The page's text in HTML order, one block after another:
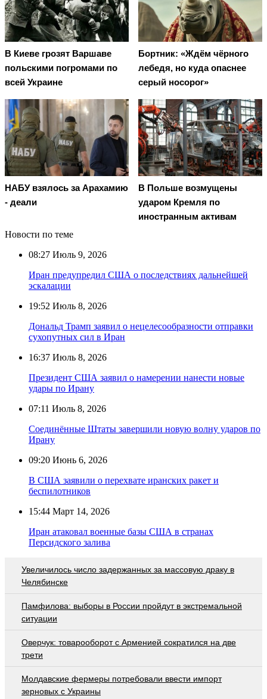
В Киеве грозят Варшаве
польскими погромами по
всей Украине
Бортник: «Ждём чёрного
лебедя, но куда опаснее
серый носорог»
НАБУ взялось за Арахамию
- деали
В Польше возмущены
ударом Кремля по
иностранным активам
Новости по теме
08:27 Июль 9, 2026
Иран предупредил США о последствиях дальнейшей
эскалации
19:52 Июль 8, 2026
Дональд Трамп заявил о нецелесообразности отправки
сухопутных сил в Иран
16:37 Июль 8, 2026
Президент США заявил о намерении нанести новые
удары по Ирану
07:11 Июль 8, 2026
Соединённые Штаты завершили новую волну ударов по
Ирану
09:20 Июнь 6, 2026
В США заявили о перехвате иранских ракет и
беспилотников
15:44 Март 14, 2026
Иран атаковал военные базы США в странах
Персидского залива
Увеличилось число задержанных за массовую драку в
Челябинске
Памфилова: выборы в России пройдут в экстремальной
ситуации
Оверчук: товарооборот с Арменией сократился на две
трети
Молдавские фермеры потребовали ввести импорт
зерновых с Украины